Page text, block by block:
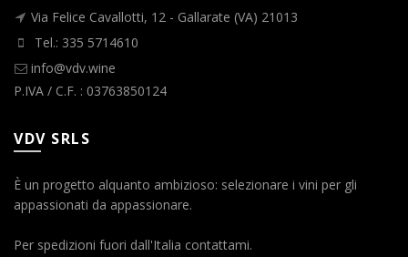
Via Felice Cavallotti, 12 - Gallarate (VA) 21013
Tel.: 335 5714610
info@vdv.wine
P.IVA / C.F. : 03763850124
VDV SRLS
È un progetto alquanto ambizioso: selezionare i vini per gli
appassionati da appassionare.
Per spedizioni fuori dall'Italia contattami.